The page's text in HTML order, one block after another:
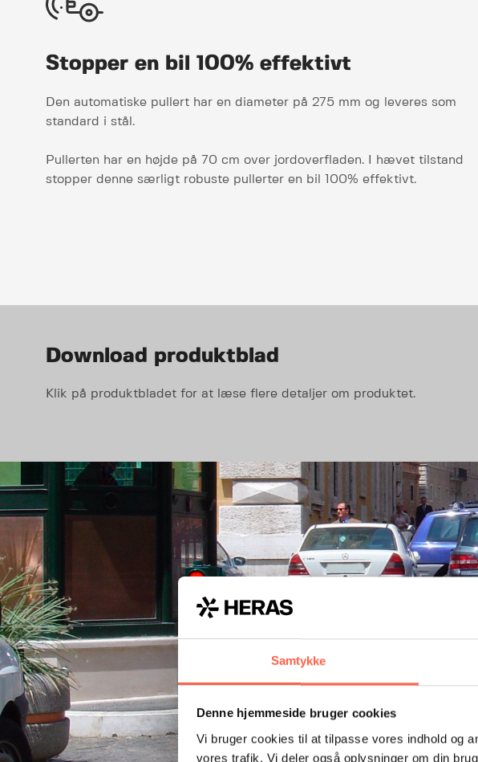
Samtykke
Denne hjemmeside bruger cookies
Vi bruger cookies til at tilpasse vores indhold og
vores trafik. Vi deler også oplysninger om din
Stopper en bil 100% effektivt
Den automatiske pullert har en diameter på 275 mm og leveres som
standard i stål.
Pullerten har en højde på 70 cm over jordoverfladen. I hævet tilstand
stopper denne særligt robuste pullerter en bil 100% effektivt.
Download produktblad
Klik på produktbladet for at læse flere detaljer om produktet.